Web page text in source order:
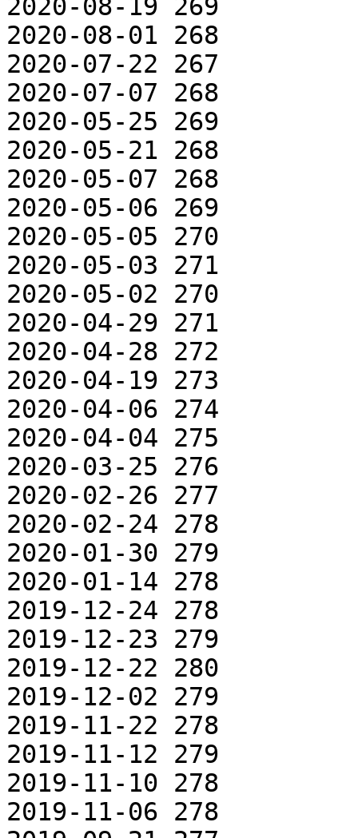
2020-08-19 269
2020-08-01 268
2020-07-22 267
2020-07-07 268
2020-05-25 269
2020-05-21 268
2020-05-07 268
2020-05-06 269
2020-05-05 270
2020-05-03 271
2020-05-02 270
2020-04-29 271
2020-04-28 272
2020-04-19 273
2020-04-06 274
2020-04-04 275
2020-03-25 276
2020-02-26 277
2020-02-24 278
2020-01-30 279
2020-01-14 278
2019-12-24 278
2019-12-23 279
2019-12-22 280
2019-12-02 279
2019-11-22 278
2019-11-12 279
2019-11-10 278
2019-11-06 278